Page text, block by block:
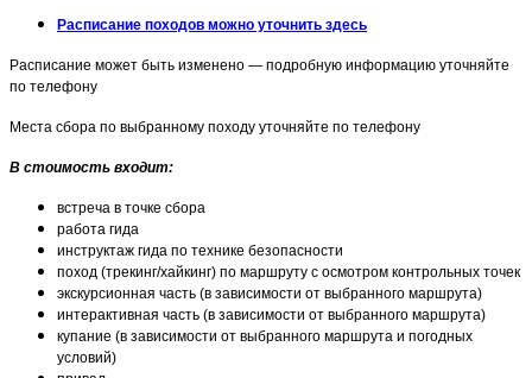
Расписание походов можно уточнить здесь
Расписание может быть изменено — подробную информацию уточняйте
по телефону
Места сбора по выбранному походу уточняйте по телефону
В стоимость входит:
встреча в точке сбора
работа гида
инструктаж гида по технике безопасности
поход (трекинг/хайкинг) по маршруту с осмотром контрольных точек
экскурсионная часть (в зависимости от выбранного маршрута)
интерактивная часть (в зависимости от выбранного маршрута)
купание (в зависимости от выбранного маршрута и погодных
условий)